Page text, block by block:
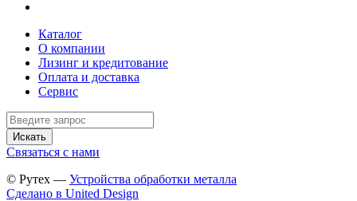
Каталог
О компании
Лизинг и кредитование
Оплата и доставка
Сервис
Искать
Связаться с нами
© Рутех — Устройства обработки металла
Сделано в United Design